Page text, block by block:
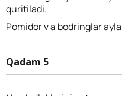
quritiladi.
Pomidor v a bodringlar
Qadam 5